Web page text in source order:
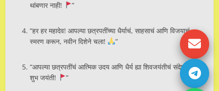
थांबणार नाही! ”
“हर हर महादेव! आपल्या छत्रपतींच्या धैर्याचं, साहसाचं आणि विजयाचं
स्मरण करून, नवीन दिशेने चला!
”
“आपल्या छत्रपतींचं आत्मिक उदय आणि धैर्य ह्या शिवजयंतीचं संदेश आहे!
शुभ जयंती!
”